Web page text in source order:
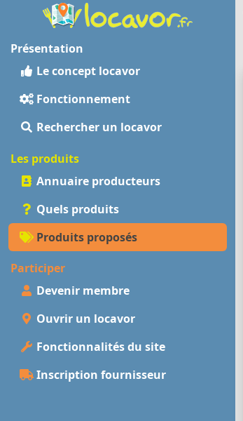
Présentation
Le concept locavor
Fonctionnement
Rechercher un locavor
Les produits
Annuaire producteurs
Quels produits
Produits proposés
Participer
Devenir membre
Ouvrir un locavor
Fonctionnalités du site
Inscription fournisseur